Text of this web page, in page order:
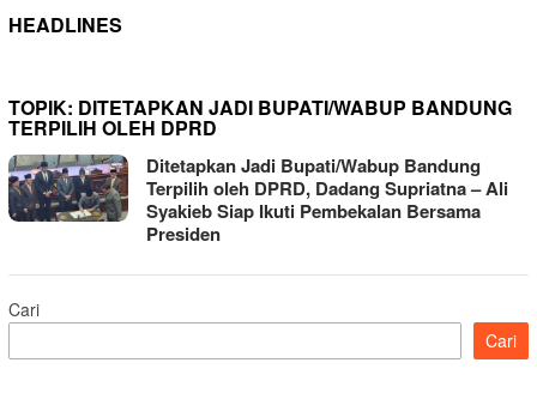
HEADLINES
TOPIK: DITETAPKAN JADI BUPATI/WABUP BANDUNG
TERPILIH OLEH DPRD
Ditetapkan Jadi Bupati/Wabup Bandung
Terpilih oleh DPRD, Dadang Supriatna – Ali
Syakieb Siap Ikuti Pembekalan Bersama
Presiden
Cari
Cari